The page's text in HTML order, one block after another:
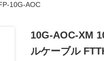
10G-AOC
10G-AOC-XM
ルケーブル